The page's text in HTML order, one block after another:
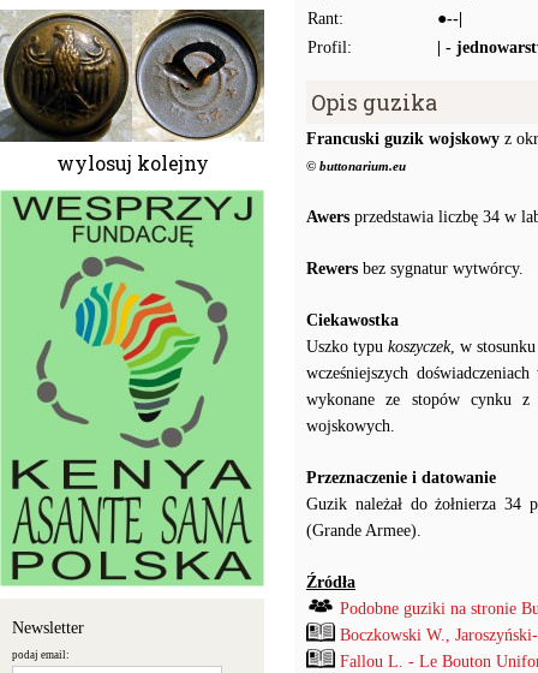
wylosuj kolejny
Newsletter
podaj email:
Rant:
●--|
Profil:
| -
Opis guzika
Francuski guzik wojskowy z
© buttonarium.eu
Awers przedstawia liczbę 34 w
Rewers bez sygnatur wytwórcy.
Ciekawostka
Uszko typu koszyczek, w stosunku
wcześniejszych
wykonane ze stopów cynku z
wojskowych.
Przeznaczenie i datowanie
Guzik należał do żołnierza
(Grande Armee).
Źródła
Podobne guziki na stronie
Boczkowski W.,
Fallou L. - Le Bouton